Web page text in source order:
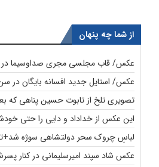
از شما چه پنهان
عکس/ قاب مجلسی مجری صداوسیما در
عکس/ استایل جدید افسانه بایگان در سن
تصویری تلخ از تابوت حسین پناهی که
این عکس از خداداد و دایی را حتی
لباسِ چروک سحر دولتشاهی سوژه
عکس شاد سپند امیرسلیمانی در کنار